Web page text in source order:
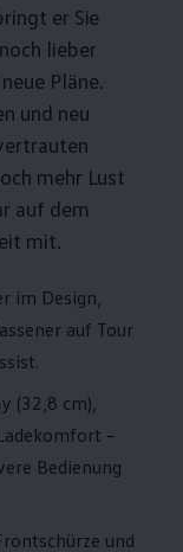
er Sie
lieber
Pläne.
und neu
mehr Lust
auf dem
mit.
im Design,
auf Tour
(32,8 cm),
–
Bedienung
und